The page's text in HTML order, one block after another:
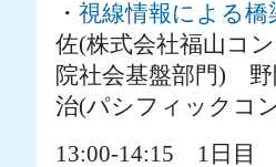
・ 視線情報による橋
佐(株式会社福山コ
院社会基盤部門)
治(パシフィックコ
13:00-14:15 1日目